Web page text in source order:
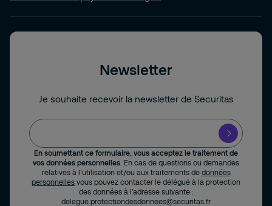
Newsletter
Je souhaite recevoir la newsletter de Securitas
En soumettant ce formulaire, vous acceptez le traitement de
vos données personnelles . En cas de questions ou demandes
relatives à l’utilisation et/ou aux traitements de données
personnelles vous pouvez contacter le délégué à la protection
des données à l’adresse suivante :
delegue.protectiondesdonnees@securitas.fr